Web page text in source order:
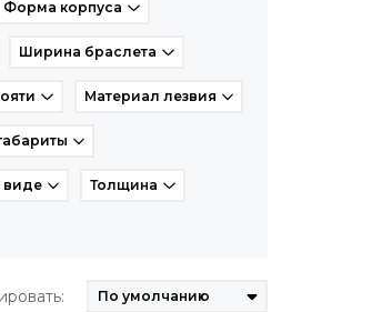
Форма корпуса
Ширина браслета
Материал лезвия
Толщина